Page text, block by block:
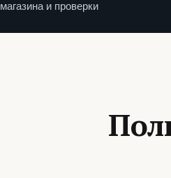
магазина и проверки